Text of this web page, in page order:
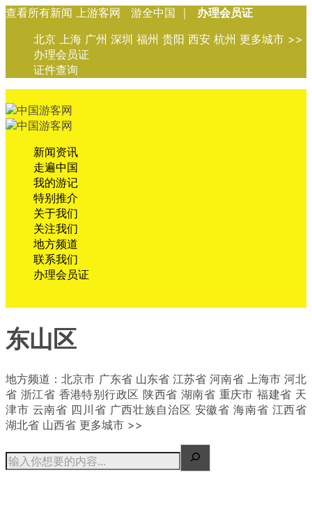
查看所有新闻 上游客网 游全中国 ｜
办理会员证
北京 上海 广州 深圳 福州 贵阳 西安 杭州 更多城市 >>
办理会员证
证件查询
新闻资讯
走遍中国
我的游记
特别推介
关于我们
关注我们
地方频道
联系我们
办理会员证
东山区
地方频道：北京市 广东省 山东省 江苏省 河南省 上海市 河北
省 浙江省 香港特别行政区 陕西省 湖南省 重庆市 福建省 天
津市 云南省 四川省 广西壮族自治区 安徽省 海南省 江西省
湖北省 山西省 更多城市 >>